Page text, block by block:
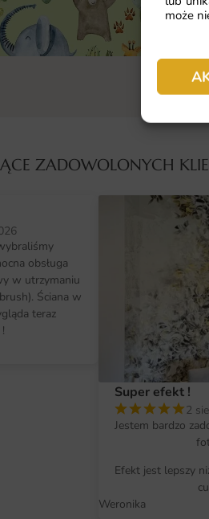
może
ZADOWOLONYCH
obsługa
w utrzymaniu
Ściana w
teraz
Super efekt !
2
Jestem bardzo
Efekt jest lepszy
Weronika